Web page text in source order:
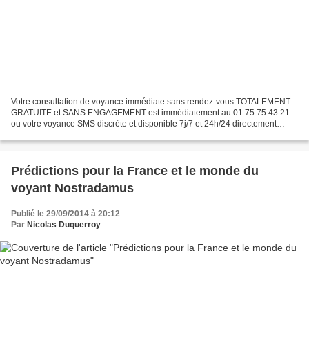
Votre consultation de voyance immédiate sans rendez-vous TOTALEMENT
GRATUITE et SANS ENGAGEMENT est immédiatement au 01 75 75 43 21
ou votre voyance SMS discrète et disponible 7j/7 et 24h/24 directement
Prédictions pour la France et le monde du
voyant Nostradamus
Publié le 29/09/2014 à 20:12
Par Nicolas Duquerroy